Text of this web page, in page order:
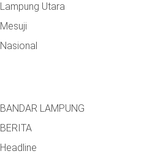
Lampung Utara
Mesuji
Nasional
BANDAR LAMPUNG
BERITA
Headline